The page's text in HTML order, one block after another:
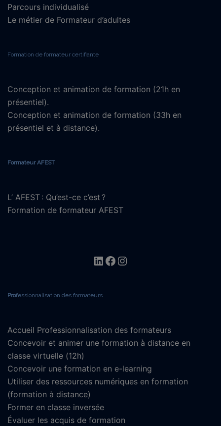
Parcours individualisé
Le métier de Formateur d’adultes
Formation de formateur certifiante
Conception et animation de formation (21h en
présentiel).
Conception et animation de formation (33h en
présentiel et à distance).
Formateur AFEST
L’ AFEST : Qu’est-ce c’est ?
Formation de formateur AFEST
Linkedin
Facebook
Instagram
Professionnalisation des formateurs
Accueil Professionnalisation des formateurs
Concevoir et animer une formation à distance en
classe virtuelle (12h)
Concevoir une formation en e-learning
Utiliser des ressources numériques en formation
(formation à distance)
Former en classe inversée
Évaluer les acquis de formation